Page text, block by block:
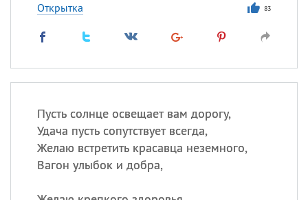
Открытка 83
Пусть солнце освещает вам дорогу,
Удача пусть сопутствует всегда,
Желаю встретить красавца неземного,
Вагон улыбок и добра,